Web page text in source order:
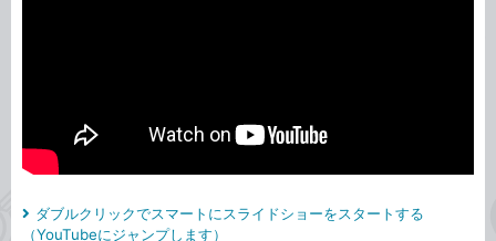
ダブルクリックでスマートにスライドショーをスタートする
（YouTubeにジャンプします）